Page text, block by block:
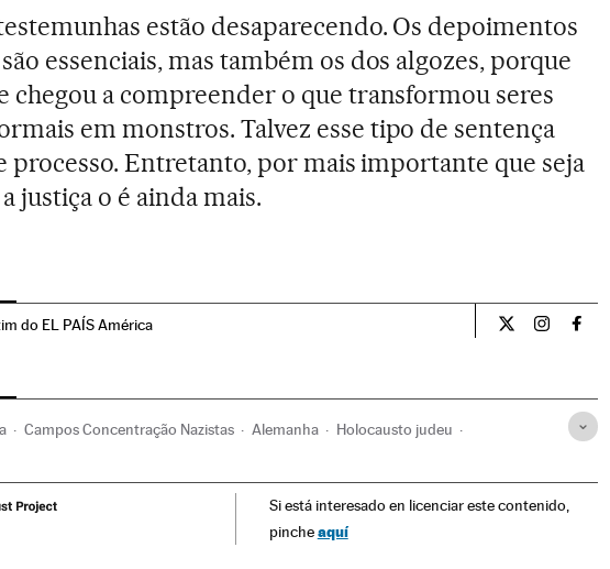
estão desaparecendo. Os depoimentos
essenciais, mas também os dos algozes, porque
chegou a compreender o que transformou seres
em monstros. Talvez esse tipo de sentença
processo. Entretanto, por mais importante que seja
justiça o é ainda mais.
do EL PAÍS América Opiniao El
Opiniao
Campos Concentração Nazistas Alemanha Holocausto judeu
História PolíticaSi está interesado en licenciar este contenido,
pincheaquí